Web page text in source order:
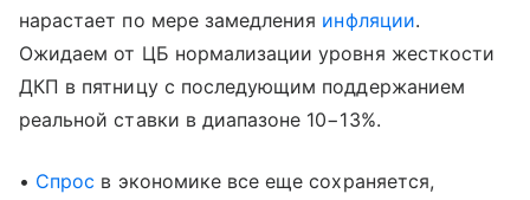
нарастает по мере замедления инфляции.
Ожидаем от ЦБ нормализации уровня жесткости
ДКП в пятницу с последующим поддержанием
реальной ставки в диапазоне 10−13%.
• Спрос в экономике все еще сохраняется,